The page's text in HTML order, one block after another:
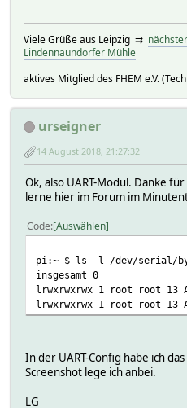
Viele Grüße aus Leipzig ⇉
Lindennaundorfer Mühle
aktives Mitglied des FHEM e.V.
urseigner
14 August 2018, 21:27:32
Ok, also UART-Modul. Danke
lerne hier im Forum im
Code Auswählen
pi:~ $ ls -l /dev/serial/
insgesamt 0
lrwxrwxrwx 1 root root 13
lrwxrwxrwx 1 root root 13
In der UART-Config habe ich
Screenshot lege ich anbei.
LG